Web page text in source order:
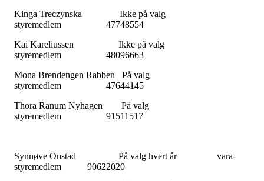
Kinga Treczynska Ikke på valg
styremedlem 47748554
Kai Kareliussen Ikke på valg
styremedlem 48096663
Mona Brendengen Rabben På valg
styremedlem 47644145
Thora Ranum Nyhagen På valg
styremedlem 91511517
Synnøve Onstad På valg hvert år vara-
styremedlem 90622020